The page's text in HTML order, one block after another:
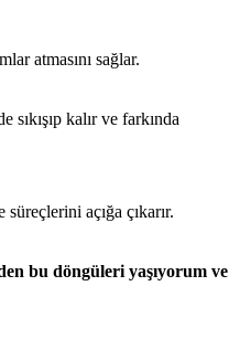
atmasını sağlar.
kalır ve farkında
açığa çıkarır.
bu döngüleri yaşıyorum ve